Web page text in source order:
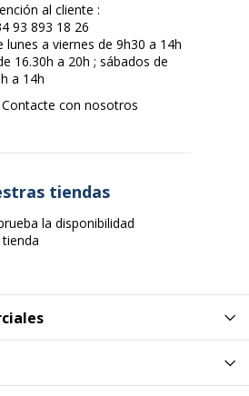
al cliente :
93 893 18 26
lunes a viernes de 9h30 a 14h
16.30h a 20h ; sábados de
a 14h
Contacte con nosotros
tiendas
la disponibilidad